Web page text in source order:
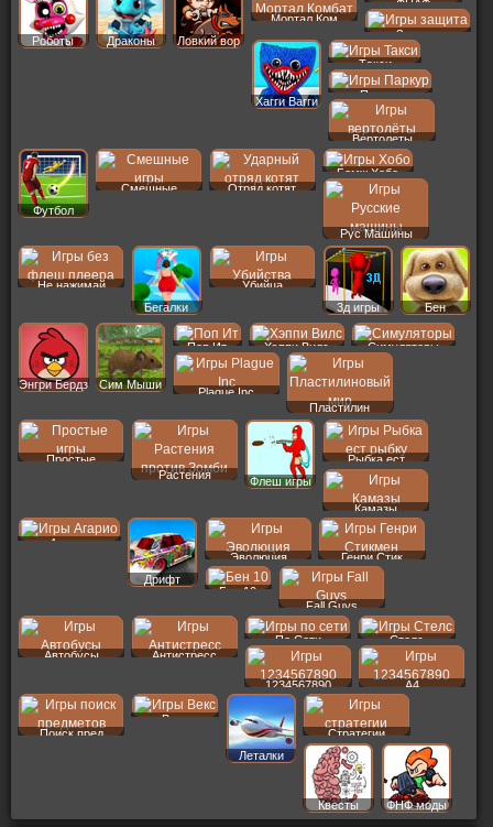
Роботы Драконы Ловкий вор
Мортал Ком
ФНАФ
Защита
Хагги Вагги
Такси
Паркур
Вертолеты
Футбол
Смешные Отряд котят
Бомж Хобо
Рус Машины
Не нажимай
Бегалки
Убийца
3д игры
Бен
Энгри Бердз Сим Мыши
Поп Ит Хэппи Вилс Симуляторы
Plague Inc
Пластилин
Простые
Растения
Флеш игры
Рыбка ест
Камазы
Агарио
Дрифт
Эволюция Генри Стик
Бен 10
Fall Guys
Автобусы Антистресс
По Сети Стелс
1234567890 A4
Поиск пред
Векс
Леталки
Стратегии
Квесты ФНФ моды